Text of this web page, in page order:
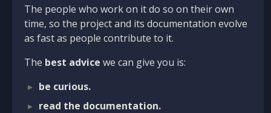
The people who work on it do so on their own
time, so the project and its documentation evolve
as fast as people contribute to it.
The best advice we can give you is:
be curious.
read the documentation.